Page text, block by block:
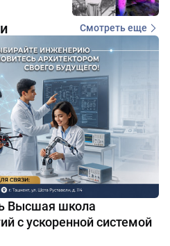
Смотреть еще
Высшая школа
с ускоренной системой